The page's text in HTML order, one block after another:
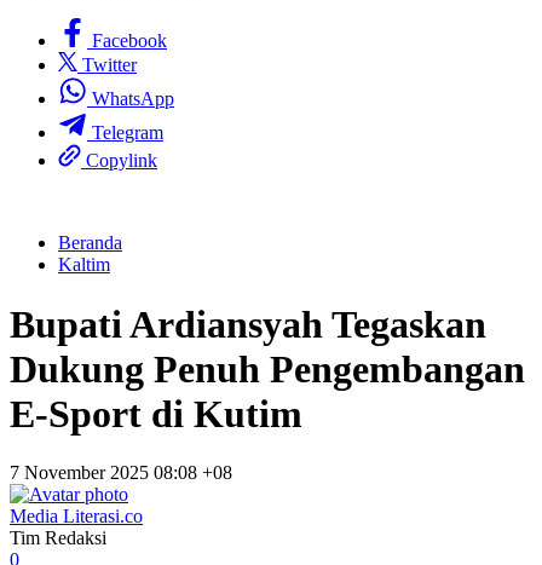
Facebook
Twitter
WhatsApp
Telegram
Copylink
Beranda
Kaltim
Bupati Ardiansyah Tegaskan
Dukung Penuh Pengembangan
E-Sport di Kutim
7 November 2025 08:08 +08
Media Literasi.co
Tim Redaksi
0